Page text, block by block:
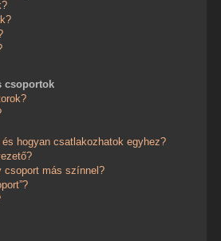
csoportok
hogyan csatlakozhatok egyhez?
csoport más színnel?